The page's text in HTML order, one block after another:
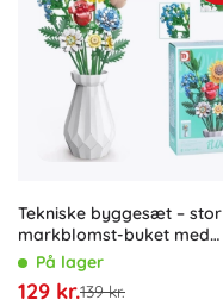
Tekniske byggesæt – stor
markblomst-buket med
flakon, 618 dele
På lager
129 kr.139 kr.